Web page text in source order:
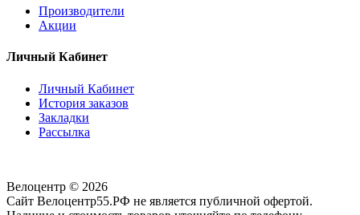
Производители
Акции
Личный Кабинет
Личный Кабинет
История заказов
Закладки
Рассылка
Велоцентр © 2026
Сайт Велоцентр55.РФ не является публичной офертой.